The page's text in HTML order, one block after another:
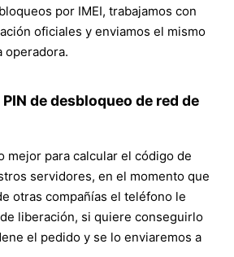
por IMEI, trabajamos con
oficiales y enviamos el mismo
operadora.
de desbloqueo de red de
mejor para calcular el código de
servidores, en el momento que
otras compañías el teléfono le
liberación, si quiere conseguirlo
el pedido y se lo enviaremos a